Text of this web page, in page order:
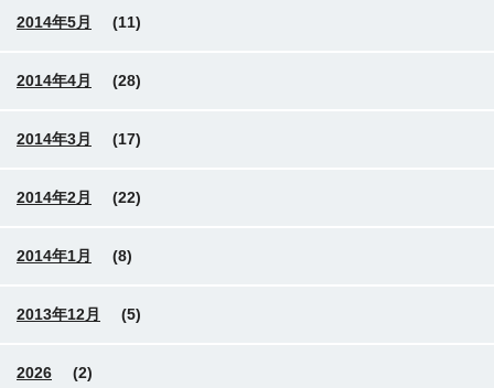
2014年5月 (11)
2014年4月 (28)
2014年3月 (17)
2014年2月 (22)
2014年1月 (8)
2013年12月 (5)
2026 (2)